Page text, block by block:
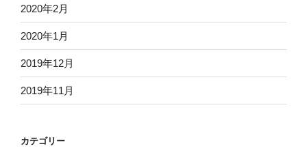
2020年2月
2020年1月
2019年12月
2019年11月
カテゴリー